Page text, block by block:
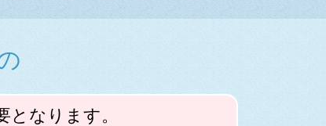
なります。